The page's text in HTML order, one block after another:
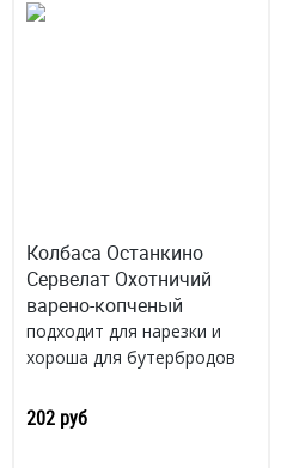
Колбаса Останкино
Сервелат Охотничий
варено-копченый
подходит для нарезки и
хороша для бутербродов
Россия
202 руб